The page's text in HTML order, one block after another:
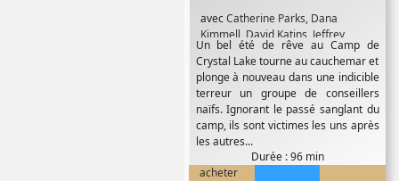
avecCatherine Parks, Dana
Kimmell David Katins Jeffrey
Rogers ,Larry Zerner, Paul Kratka
Rachel Howard,Richard Brooker,
Traci Savage
Un bel été de rêve au Camp de
Crystal Lake tourne au cauchemar et
plonge à nouveau dans une indicible
terreur un groupe de conseillers
naïfs. Ignorant le passé sanglant du
camp, ils sont victimes les uns après
les autres...
Durée : 96 min
acheter